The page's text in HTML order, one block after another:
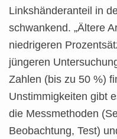
Linkshänderanteil in
schwankend. „Ältere
niedrigeren
jüngeren
Zahlen (bis zu 50 %)
Unstimmigkeiten gibt
die Messmethoden
Beobachtung, Test)